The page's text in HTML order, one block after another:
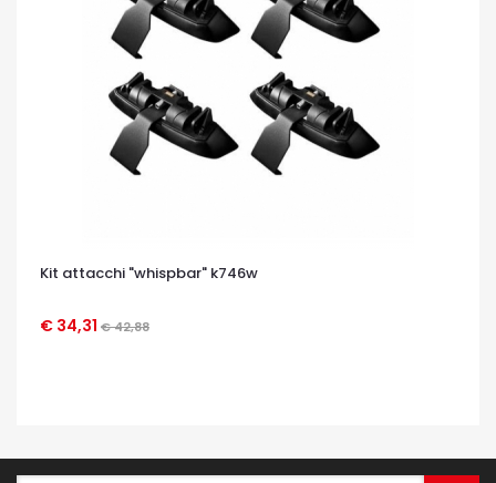
Kit attacchi "whispbar" k746w
€ 34,31 € 42,88
OCCHIATA VELOCE